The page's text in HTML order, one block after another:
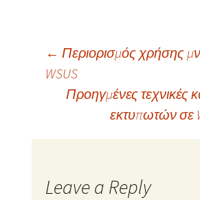
Post
navigation
← Περιορισμός χρήσης
WSUS
Προηγμένες τεχνικές
εκτυπωτών σε
Leave a Reply